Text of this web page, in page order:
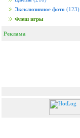
Эксклюзивное фото (123)
Флеш игры
Реклама